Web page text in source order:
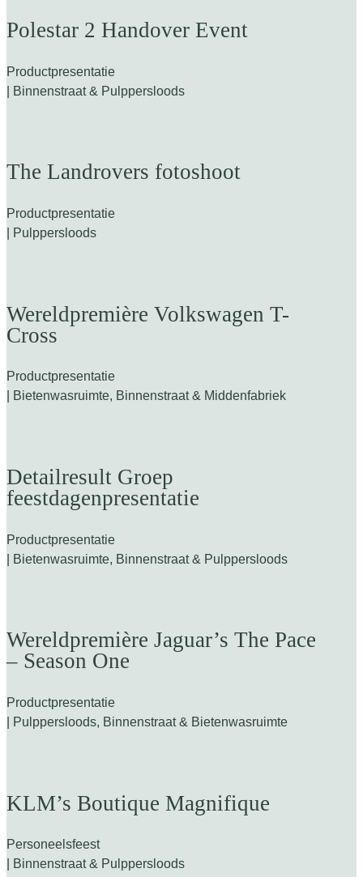
Polestar 2 Handover Event
Productpresentatie
| Binnenstraat & Pulppersloods
The Landrovers fotoshoot
Productpresentatie
| Pulppersloods
Wereldpremière Volkswagen T-
Cross
Productpresentatie
| Bietenwasruimte, Binnenstraat & Middenfabriek
Detailresult Groep
feestdagenpresentatie
Productpresentatie
| Bietenwasruimte, Binnenstraat & Pulppersloods
Wereldpremière Jaguar’s The Pace
– Season One
Productpresentatie
| Pulppersloods, Binnenstraat & Bietenwasruimte
KLM’s Boutique Magnifique
Personeelsfeest
| Binnenstraat & Pulppersloods